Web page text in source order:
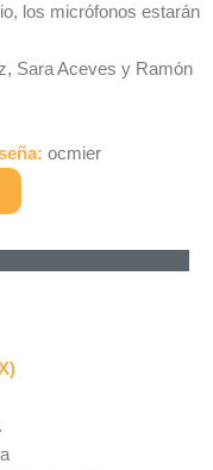
los micrófonos estarán
Sara Aceves y Ramón
ocmier